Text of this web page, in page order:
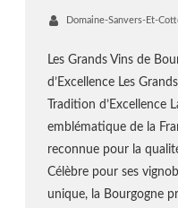
Domaine-Sanvers-Et-
Les Grands Vins de
d’Excellence Les
Tradition d’Excellence
emblématique de la
reconnue pour la
Célèbre pour ses
unique, la Bourgogne